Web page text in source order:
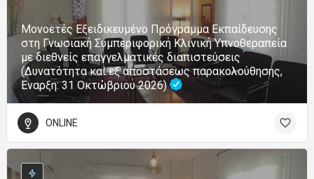
Μονοετές Εξειδικευμένο Πρόγραμμα Εκπαίδευσης
στη Γνωσιακή Συμπεριφορική Κλινική Υπνοθεραπεία
με διεθνείς επαγγελματικές διαπιστεύσεις
(Δυνατότητα και εξ αποστάσεως παρακολούθησης,
Έναρξη: 31 Οκτώβριου 2026)
ONLINE